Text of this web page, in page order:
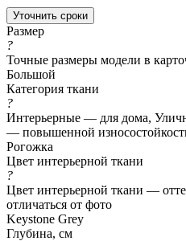
Уточнить сроки
Размер
?
Точные размеры модели в
Большой
Категория ткани
?
Интерьерные — для дома,
— повышенной
Рогожка
Цвет интерьерной ткани
?
Цвет интерьерной ткани —
отличаться от фото
Keystone Grey
Глубина, см